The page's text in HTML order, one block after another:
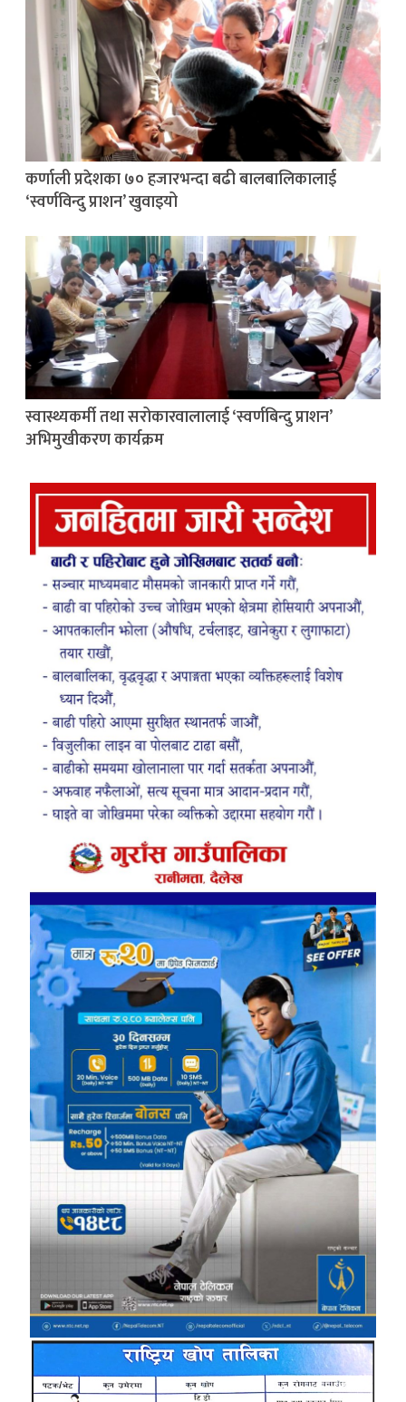
कर्णाली प्रदेशका ७० हजारभन्दा बढी बालबालिकालाई
‘स्वर्णविन्दु प्राशन’ खुवाइयो
स्वास्थ्यकर्मी तथा सरोकारवालालाई ‘स्वर्णबिन्दु प्राशन’
अभिमुखीकरण कार्यक्रम